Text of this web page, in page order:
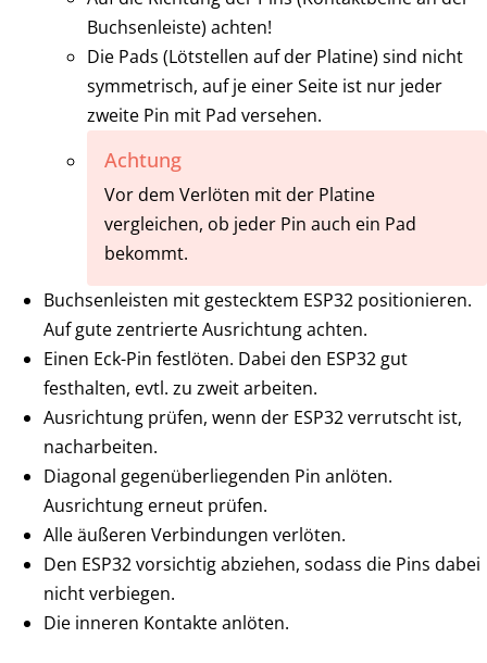
Buchsenleiste) achten!
Die Pads (Lötstellen auf der Platine) sind nicht
symmetrisch, auf je einer Seite ist nur jeder
zweite Pin mit Pad versehen.
Achtung
Vor dem Verlöten mit der Platine
vergleichen, ob jeder Pin auch ein Pad
bekommt.
Buchsenleisten mit gestecktem ESP32 positionieren.
Auf gute zentrierte Ausrichtung achten.
Einen Eck-Pin festlöten. Dabei den ESP32 gut
festhalten, evtl. zu zweit arbeiten.
Ausrichtung prüfen, wenn der ESP32 verrutscht ist,
nacharbeiten.
Diagonal gegenüberliegenden Pin anlöten.
Ausrichtung erneut prüfen.
Alle äußeren Verbindungen verlöten.
Den ESP32 vorsichtig abziehen, sodass die Pins dabei
nicht verbiegen.
Die inneren Kontakte anlöten.